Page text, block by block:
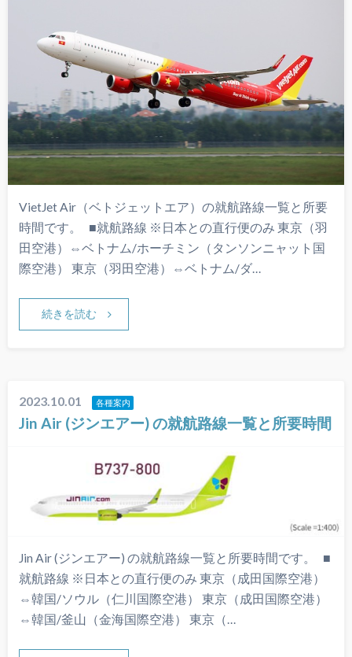
VietJet Air（ベトジェットエア）の就航路線一覧と所要
時間です。 ■就航路線 ※日本との直行便のみ 東京（羽
田空港）⇔ベトナム/ホーチミン（タンソンニャット国
際空港） 東京（羽田空港）⇔ベトナム/ダ…
続きを読む
2023.10.01 各種案内
Jin Air (ジンエアー) の就航路線一覧と所要時間
Jin Air (ジンエアー) の就航路線一覧と所要時間です。 ■
就航路線 ※日本との直行便のみ 東京（成田国際空港）
⇔韓国/ソウル（仁川国際空港） 東京（成田国際空港）
⇔韓国/釜山（金海国際空港） 東京（…